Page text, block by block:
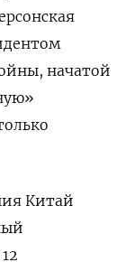
начатой
Китай